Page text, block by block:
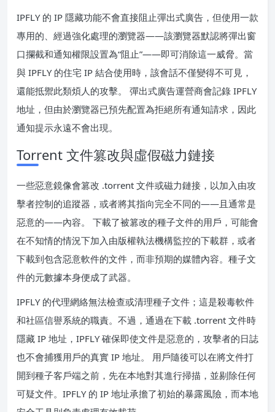
IPFLY 的 IP 隱藏功能不會直接阻止彈出式廣告，但使用一款
專用的、經過強化處理的瀏覽器——該瀏覽器默認將彈出窗
口攔截和通知權限設置為“阻止”——即可消除這一威脅。當
與 IPFLY 的住宅 IP 結合使用時，該會話不僅變得不可見，
還能抵禦此類煩人的攻擊。 彈出式廣告運營商會記錄 IPFLY
地址，但由於瀏覽器已預先配置為拒絕所有通知請求，因此
通知提示永遠不會出現。
Torrent 文件篡改與虛假磁力鏈接
一些惡意鏡像會篡改 .torrent 文件或磁力鏈接，以加入由攻
擊者控制的追蹤器，或者將其指向完全不同的——且通常是
惡意的——內容。 下載了被篡改的種子文件的用戶，可能會
在不知情的情況下加入由版權執法機構監控的下載群，或者
下載到包含惡意軟件的文件，而非預期的媒體內容。種子文
件的元數據本身便成了武器。
IPFLY 的代理網絡無法檢查或清理種子文件；這是殺毒軟件
和社區信譽系統的職責。不過，通過在下載 .torrent 文件時
隱藏 IP 地址，IPFLY 確保即使文件是惡意的，攻擊者的日誌
也不會捕獲用戶的真實 IP 地址。 用戶隨後可以在將文件打
開到種子客戶端之前，先在本地對其進行掃描，並剔除任何
可疑文件。IPFLY 的 IP 地址承擔了初始的暴露風險，而本地